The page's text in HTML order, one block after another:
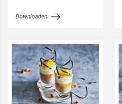
Downloaden